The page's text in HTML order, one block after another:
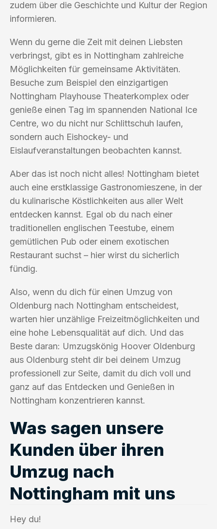
zudem über die Geschichte und Kultur der Region
informieren.
Wenn du gerne die Zeit mit deinen Liebsten
verbringst, gibt es in Nottingham zahlreiche
Möglichkeiten für gemeinsame Aktivitäten.
Besuche zum Beispiel den einzigartigen
Nottingham Playhouse Theaterkomplex oder
genieße einen Tag im spannenden National Ice
Centre, wo du nicht nur Schlittschuh laufen,
sondern auch Eishockey- und
Eislaufveranstaltungen beobachten kannst.
Aber das ist noch nicht alles! Nottingham bietet
auch eine erstklassige Gastronomieszene, in der
du kulinarische Köstlichkeiten aus aller Welt
entdecken kannst. Egal ob du nach einer
traditionellen englischen Teestube, einem
gemütlichen Pub oder einem exotischen
Restaurant suchst – hier wirst du sicherlich
fündig.
Also, wenn du dich für einen Umzug von
Oldenburg nach Nottingham entscheidest,
warten hier unzählige Freizeitmöglichkeiten und
eine hohe Lebensqualität auf dich. Und das
Beste daran: Umzugskönig Hoover Oldenburg
aus Oldenburg steht dir bei deinem Umzug
professionell zur Seite, damit du dich voll und
ganz auf das Entdecken und Genießen in
Nottingham konzentrieren kannst.
Was sagen unsere
Kunden über ihren
Umzug nach
Nottingham mit uns
Hey du!